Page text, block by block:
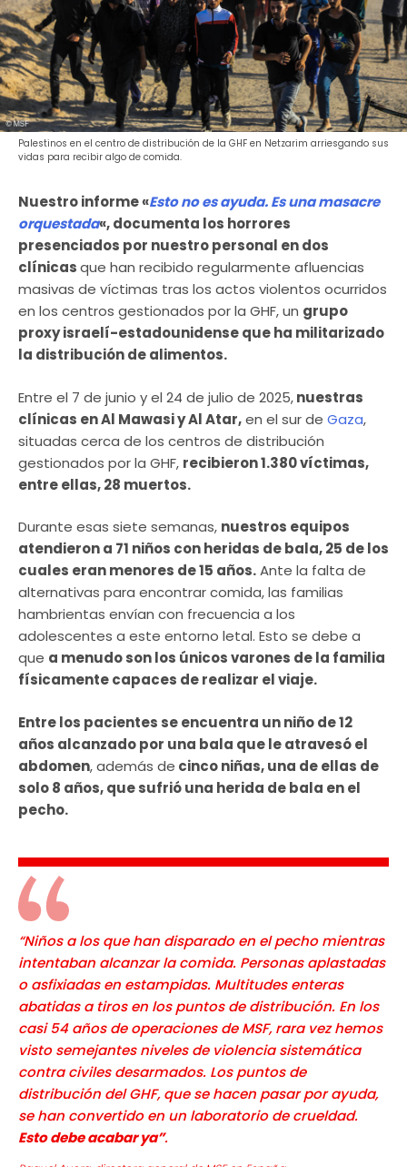
Palestinos en el centro de distribución de la GHF en Netzarim arriesgando sus
vidas para recibir algo de comida.
Nuestro informe «Esto no es ayuda.Es una masacre
orquestada«, documenta los horrores
presenciados por nuestro personal en dos
clínicasque han recibido regularmente afluencias
masivas de víctimas tras los actos violentos ocurridos
en los centros gestionados por la GHF, un grupo
proxy israelí-estadounidense que ha militarizado
la distribución de alimentos.
Entre el 7 de junio y el 24 de julio de 2025,nuestras
clínicas en Al Mawasi y Al Atar,en el sur de Gaza,
situadas cerca de los centros de distribución
gestionados por la GHF, recibieron 1.380 víctimas,
entre ellas, 28 muertos.
Durante esas siete semanas, nuestros equipos
atendieron a 71 niños con heridas de bala, 25 de los
cuales eran menores de 15 años.Ante la falta de
alternativas para encontrar comida, las familias
hambrientas envían con frecuencia a los
adolescentes a este entorno letal. Esto se debe a
que a menudo son los únicos varones de la familia
físicamente capaces de realizar el viaje.
Entre los pacientes se encuentra un niño de 12
años alcanzado por una bala que le atravesó el
abdomen, además de cinco niñas, una de ellas de
solo 8 años, que sufrió una herida de bala en el
pecho.
“Niños a los que han disparado en el pecho mientras
intentaban alcanzar la comida. Personas aplastadas
o asfixiadas en estampidas. Multitudes enteras
abatidas a tiros en los puntos de distribución. En los
casi 54 años de operaciones de MSF, rara vez hemos
visto semejantes niveles de violencia sistemática
contra civiles desarmados. Los puntos de
distribución del GHF, que se hacen pasar por ayuda,
se han convertido en un laboratorio de crueldad.
Esto debe acabar ya”.